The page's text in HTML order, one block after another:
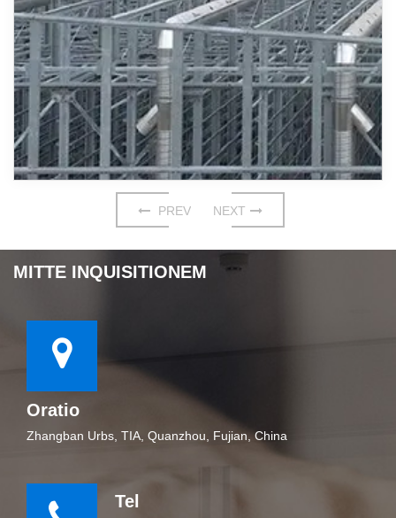
PREV NEXT
MITTE INQUISITIONEM
Oratio
Zhangban Urbs, TIA, Quanzhou, Fujian, China
Tel